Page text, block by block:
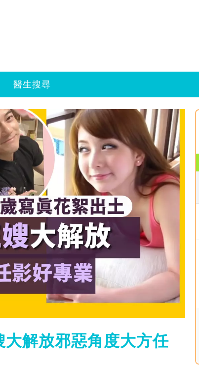
醫生搜尋
解放邪惡角度大方任